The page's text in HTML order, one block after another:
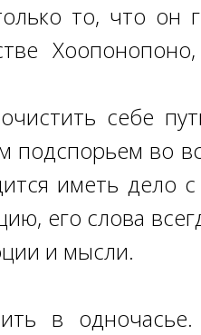
то, что он
Хоопонопоно,
себе
во
иметь дело
его слова
и мысли.
в одночасье.